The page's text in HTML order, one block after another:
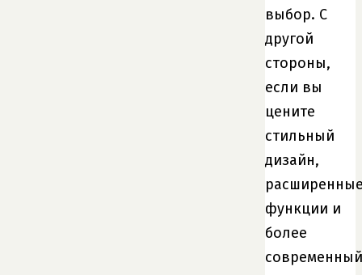
выбор. С
другой
стороны,
если вы
цените
стильный
дизайн,
функции и
более
современный